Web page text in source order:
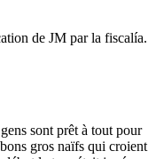
de JM par la fiscalía.
sont prêt à tout pour
gros naïfs qui croient